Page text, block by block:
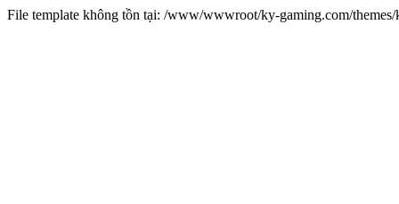
File template không tồn tại: /www/wwwroot/ky-gaming.com/